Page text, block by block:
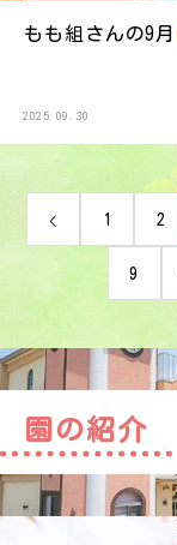
もも組さんの9月
2025.09.30
1 2
9
園の紹介